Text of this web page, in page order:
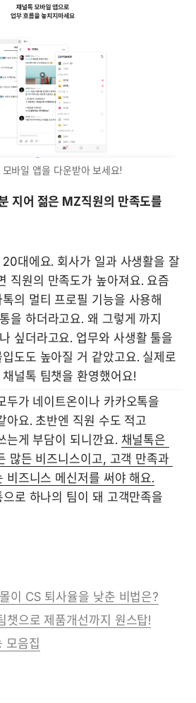
바일 앱을 다운받아 보세요!
지어 젊은 MZ직원의 만족도를
대에요. 회사가 일과 사생활을 잘
직원의 만족도가 높아져요. 요즘
의 멀티 프로필 기능을 사용해
을 하더라고요. 왜 그렇게 까지
싶더라고요. 업무와 사생활 툴을
도도 높아질 거 같았고요. 실제로
널톡 팀챗을 환영했어요!
두가 네이트온이나 카카오톡을
아요. 초반엔 직원 수도 적고
는게 부담이 되니깐요. 채널톡은
많든 비즈니스이고, 고객 만족과
비즈니스 메신저를 써야 해요.
로 하나의 팀이 돼 고객만족을
이 CS 퇴사율을 낮춘 비법은?
모음집